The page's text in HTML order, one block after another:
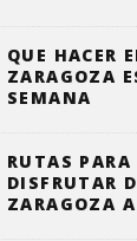
QUE HACER
ZARAGOZA
SEMANA
RUTAS PARA
DISFRUTAR
ZARAGOZA